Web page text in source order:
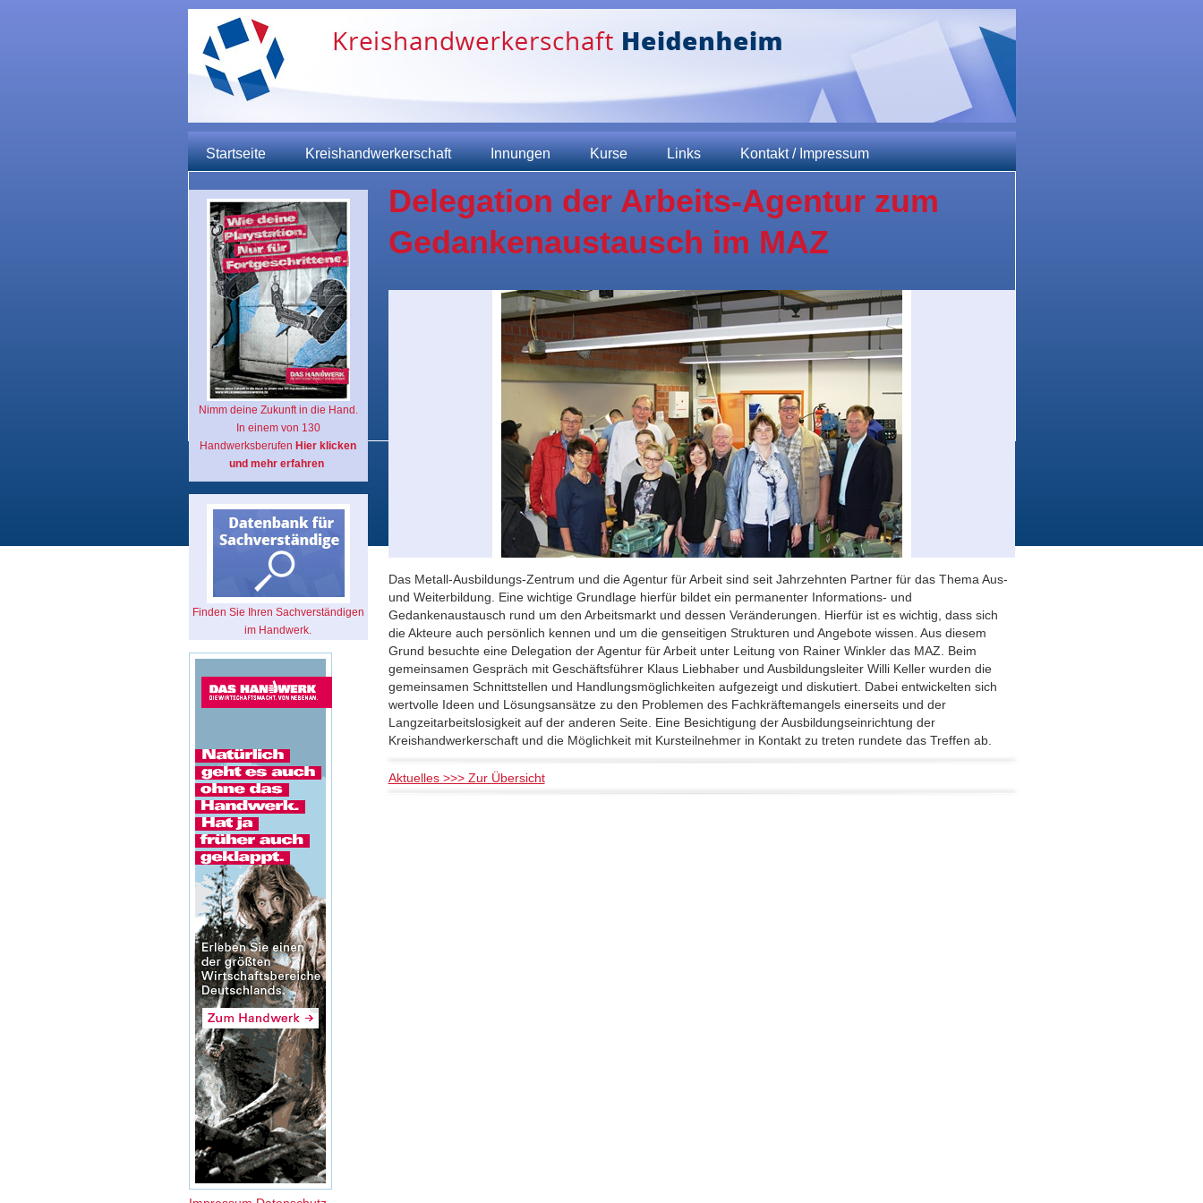
Startseite Kreishandwerkerschaft Innungen Kurse Links Kontakt / Impressum
Delegation der Arbeits-Agentur zum
Gedankenaustausch im MAZ
Das Metall-Ausbildungs-Zentrum und die Agentur für Arbeit sind seit Jahrzehnten Partner für das Thema Aus-
und Weiterbildung. Eine wichtige Grundlage hierfür bildet ein permanenter Informations- und
Gedankenaustausch rund um den Arbeitsmarkt und dessen Veränderungen. Hierfür ist es wichtig, dass sich
die Akteure auch persönlich kennen und um die genseitigen Strukturen und Angebote wissen. Aus diesem
Grund besuchte eine Delegation der Agentur für Arbeit unter Leitung von Rainer Winkler das MAZ. Beim
gemeinsamen Gespräch mit Geschäftsführer Klaus Liebhaber und Ausbildungsleiter Willi Keller wurden die
gemeinsamen Schnittstellen und Handlungsmöglichkeiten aufgezeigt und diskutiert. Dabei entwickelten sich
wertvolle Ideen und Lösungsansätze zu den Problemen des Fachkräftemangels einerseits und der
Langzeitarbeitslosigkeit auf der anderen Seite. Eine Besichtigung der Ausbildungseinrichtung der
Kreishandwerkerschaft und die Möglichkeit mit Kursteilnehmer in Kontakt zu treten rundete das Treffen ab.
Aktuelles >>> Zur Übersicht
Nimm deine Zukunft in die Hand.
In einem von 130
Handwerksberufen Hier klicken
und mehr erfahren
Finden Sie Ihren Sachverständigen
im Handwerk.